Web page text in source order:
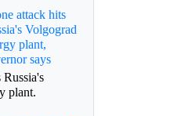
attack hits
Volgograd
plant,
says
plant.